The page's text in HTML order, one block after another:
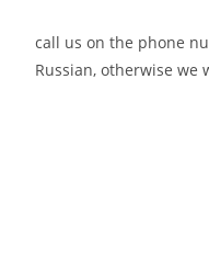
call us on the phone
Russian, otherwise we